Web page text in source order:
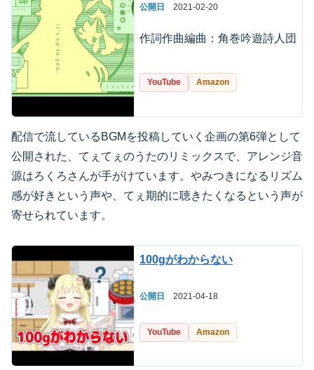
公開日 2021-02-20
作詞作曲編曲：角巻吟遊詩人団
YouTube Amazon
配信で流しているBGMを投稿していく企画の第6弾として
公開された、てぇてぇのうたのリミックスで、アレンジ音
源はろくろさんが手がけています。やみつきになるリズム
感が好きという声や、てぇ期的に聴きたくなるという声が
寄せられています。
100gがわからない
公開日 2021-04-18
YouTube Amazon